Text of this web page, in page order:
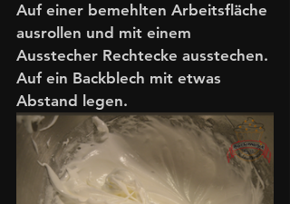
Auf einer bemehlten Arbeitsfläche
ausrollen und mit einem
Ausstecher Rechtecke ausstechen.
Auf ein Backblech mit etwas
Abstand legen.